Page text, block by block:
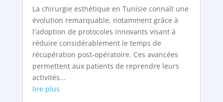
La chirurgie esthétique en Tunisie connaît une
évolution remarquable, notamment grâce à
l'adoption de protocoles innovants visant à
réduire considérablement le temps de
récupération post-opératoire. Ces avancées
permettent aux patients de reprendre leurs
activités...
lire plus